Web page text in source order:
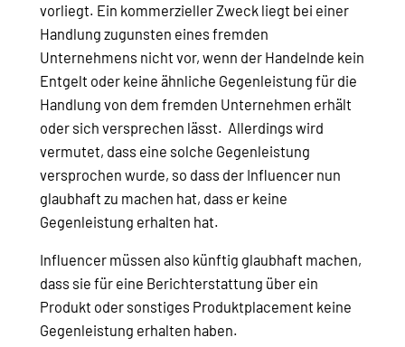
vorliegt. Ein kommerzieller Zweck liegt bei einer
Handlung zugunsten eines fremden
Unternehmens nicht vor, wenn der Handelnde kein
Entgelt oder keine ähnliche Gegenleistung für die
Handlung von dem fremden Unternehmen erhält
oder sich versprechen lässt. Allerdings wird
vermutet, dass eine solche Gegenleistung
versprochen wurde, so dass der Influencer nun
glaubhaft zu machen hat, dass er keine
Gegenleistung erhalten hat.
Influencer müssen also künftig glaubhaft machen,
dass sie für eine Berichterstattung über ein
Produkt oder sonstiges Produktplacement keine
Gegenleistung erhalten haben.